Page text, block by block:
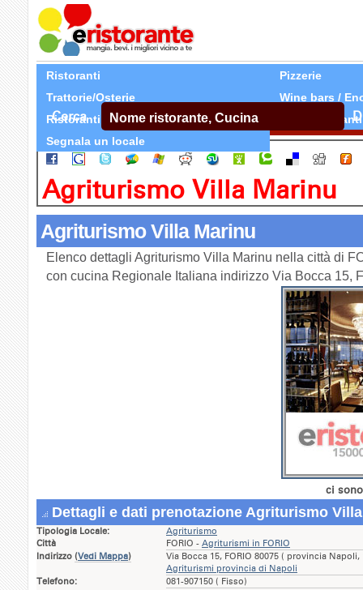
Ristoranti
Pizzerie
Trattorie/Osterie
Wine bars /
Ristoranti Etnici
Tutti Ristoranti
Segnala un locale
Cerca
Agriturismo Villa Marinu
Agriturismo Villa Marinu
Elenco dettagli Agriturismo Villa Marinu nella città di
con cucina Regionale Italiana indirizzo Via Bocca 15,
ci
Dettagli e dati prenotazione Agriturismo
Tipologia Locale:
Agriturismo
Città
FORIO - Agriturismi in FORIO
Indirizzo (Vedi Mappa)
Via Bocca 15, FORIO 80075 ( provincia
Agriturismi provincia di Napoli
Telefono:
081-907150 ( Fisso)